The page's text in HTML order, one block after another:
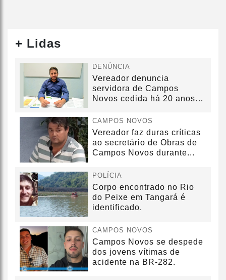
+ Lidas
DENÚNCIA
Vereador denuncia
servidora de Campos
Novos cedida há 20 anos
CAMPOS NOVOS
Vereador faz duras críticas
ao secretário de Obras de
Campos Novos durante...
POLÍCIA
Corpo encontrado no Rio
do Peixe em Tangará é
identificado.
CAMPOS NOVOS
Campos Novos se despede
dos jovens vítimas de
acidente na BR-282.